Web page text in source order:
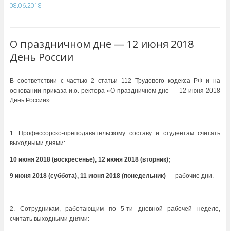
08.06.2018
О праздничном дне — 12 июня 2018
День России
В соответствии с частью 2 статьи 112 Трудового кодекса РФ и на
основании приказа и.о. ректора «О праздничном дне — 12 июня 2018
День России»:
1. Профессорско-преподавательскому составу и студентам считать
выходными днями:
10 июня 2018 (воскресенье), 12 июня 2018 (вторник);
9 июня 2018 (суббота), 11 июня 2018 (понедельник) — рабочие дни.
2. Сотрудникам, работающим по 5-ти дневной рабочей неделе,
считать выходными днями: